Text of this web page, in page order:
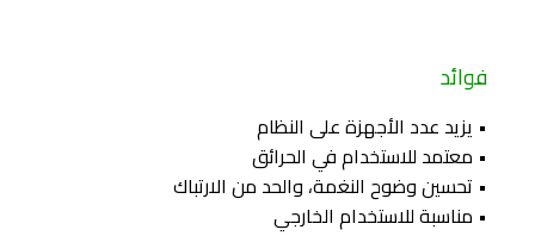
فوائد
• يزيد عدد الأجهزة على النظام
• معتمد للاستخدام في الحرائق
• تحسين وضوح النغمة، والحد من الارتباك
• مناسبة للاستخدام الخارجي